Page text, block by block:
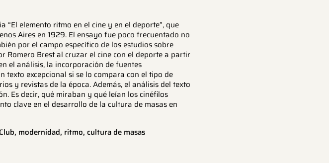
elemento ritmo en el cine y en el deporte”, que
Aires en 1929. El ensayo fue poco frecuentado no
por el campo específico de los estudios sobre
Romero Brest al cruzar el cine con el deporte a partir
el análisis, la incorporación de fuentes
excepcional si se lo compara con el tipo de
y revistas de la época. Además, el análisis del texto
Es decir, qué miraban y qué leían los cinéfilos
clave en el desarrollo de la cultura de masas en
modernidad, ritmo, cultura de masas